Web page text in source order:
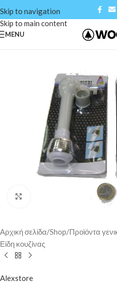
Skip to navigation
Skip to main content
MENU
Αρχική σελίδα/Shop/Προϊόντα
Είδη κουζίνας
Alexstore